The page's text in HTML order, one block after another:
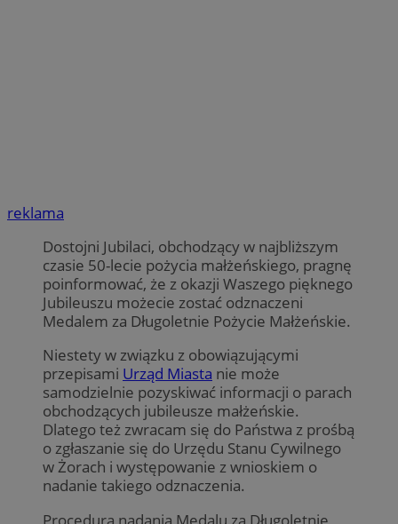
reklama
Dostojni Jubilaci, obchodzący w najbliższym
czasie 50-lecie pożycia małżeńskiego, pragnę
poinformować, że z okazji Waszego pięknego
Jubileuszu możecie zostać odznaczeni
Medalem za Długoletnie Pożycie Małżeńskie.
Niestety w związku z obowiązującymi
przepisami Urząd Miasta nie może
samodzielnie pozyskiwać informacji o parach
obchodzących jubileusze małżeńskie.
Dlatego też zwracam się do Państwa z prośbą
o zgłaszanie się do Urzędu Stanu Cywilnego
w Żorach i występowanie z wnioskiem o
nadanie takiego odznaczenia.
Procedura nadania Medalu za Długoletnie